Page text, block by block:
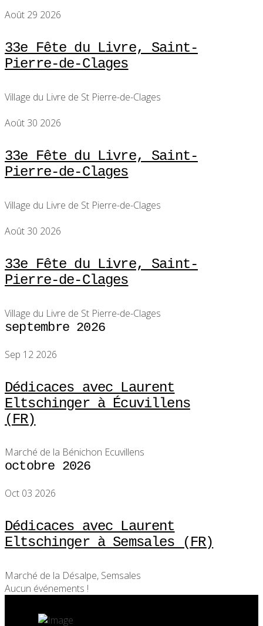
Août 29 2026
33e Fête du Livre, Saint-
Pierre-de-Clages
Village du Livre de St Pierre-de-Clages
Août 30 2026
33e Fête du Livre, Saint-
Pierre-de-Clages
Village du Livre de St Pierre-de-Clages
Août 30 2026
33e Fête du Livre, Saint-
Pierre-de-Clages
Village du Livre de St Pierre-de-Clages
septembre 2026
Sep 12 2026
Dédicaces avec Laurent
Eltschinger à Écuvillens
(FR)
Marché de la Bénichon Ecuvillens
octobre 2026
Oct 03 2026
Dédicaces avec Laurent
Eltschinger à Semsales (FR)
Marché de la Désalpe, Semsales
Aucun événements !